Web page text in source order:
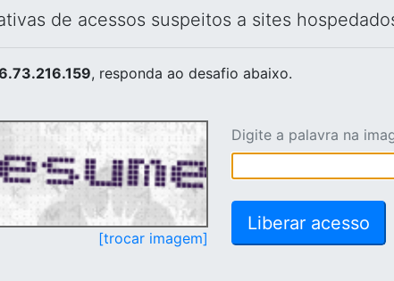
de acessos suspeitos a sites
, responda ao desafio abaixo.
[trocar imagem]
Digite a palavra na